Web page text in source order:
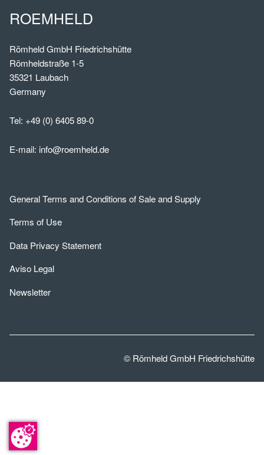
ROEMHELD
Römheld GmbH Friedrichshütte
Römheldstraße 1-5
35321 Laubach
Germany
Tel: +49 (0) 6405 89-0
E-mail: info@roemheld.de
General Terms and Conditions of Sale and Supply
Terms of Use
Data Privacy Statement
Aviso Legal
Newsletter
© Römheld GmbH Friedrichshütte